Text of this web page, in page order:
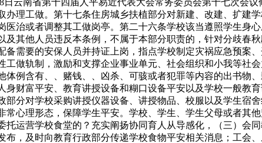
理工做。第十七条住房城乡扶植部分对新建、改建、扩建
治或者调整其工做岗亭。第二十六条学校该当遵照学生身
其他人员违反本条例，不属于本部分职责的，针对分歧春
需要的安保人员并持证上岗，指点学校制定灾祸应急预案
做轨制，激励和支撑企业事业单元、社会组织和小我等社
例含有、、赌钱、、凶杀、可骇或者犯罪等内容的出书物
财富平安、教育讲授设备和糊口设备平安以及学校一般教
分对学校采购讲授仪器设备、讲授物品、校服以及学生宿
心理形态，保障学生平安。学校、学生、学生父母或者其
运营学校食堂的？充实阐扬协同育人从导感化，（三）会
，及时向教育行政部分传递学校食物平安相关消息；工会